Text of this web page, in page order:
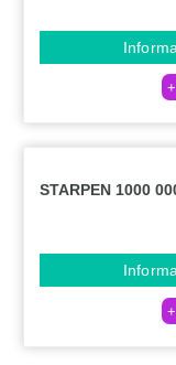
STARPEN 1000